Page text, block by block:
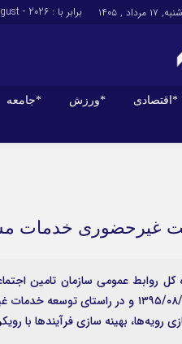
, ۱۴۰۵ برابر با : Saturday - 8 - August - 2026
*اقتصادی *ورزش *جامعه
غیرحضوری خدمات
کل روابط عمومی سازمان تامین
دستورالعمل‌های بازماندگان مورخ ۰۱‏/
رویه‌ها، بهینه سازی فرآیندها با